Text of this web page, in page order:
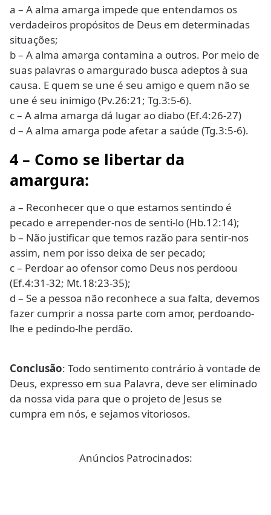
a – A alma amarga impede que entendamos os
verdadeiros propósitos de Deus em determinadas
situações;
b – A alma amarga contamina a outros. Por meio de
suas palavras o amargurado busca adeptos à sua
causa. E quem se une é seu amigo e quem não se
une é seu inimigo (Pv.26:21; Tg.3:5-6).
c – A alma amarga dá lugar ao diabo (Ef.4:26-27)
d – A alma amarga pode afetar a saúde (Tg.3:5-6).
4 – Como se libertar da
amargura:
a – Reconhecer que o que estamos sentindo é
pecado e arrepender-nos de senti-lo (Hb.12:14);
b – Não justificar que temos razão para sentir-nos
assim, nem por isso deixa de ser pecado;
c – Perdoar ao ofensor como Deus nos perdoou
(Ef.4:31-32; Mt.18:23-35);
d – Se a pessoa não reconhece a sua falta, devemos
fazer cumprir a nossa parte com amor, perdoando-
lhe e pedindo-lhe perdão.
Conclusão: Todo sentimento contrário à vontade de
Deus, expresso em sua Palavra, deve ser eliminado
da nossa vida para que o projeto de Jesus se
cumpra em nós, e sejamos vitoriosos.
Anúncios Patrocinados: